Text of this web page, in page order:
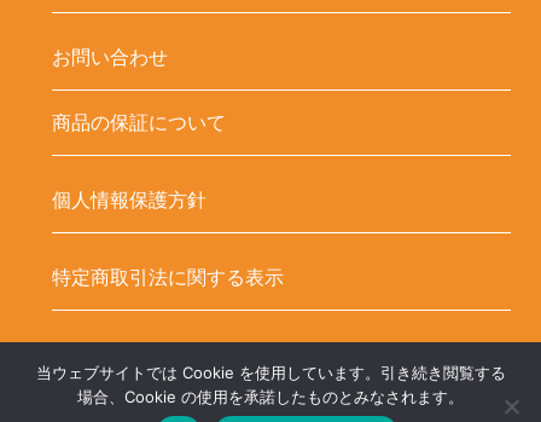
お問い合わせ
商品の保証について
個人情報保護方針
特定商取引法に関する表示
Copyright © LED-HUBオンラインショップ – LEDテープ関連商品. All
当ウェブサイトでは Cookie を使用しています。引き続き閲覧する
場合、Cookie の使用を承諾したものとみなされます。